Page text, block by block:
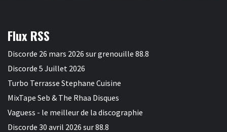
Flux RSS
Discorde 26 mars 2026 sur grenouille 88.8
Discorde 5 Juillet 2026
Turbo Terrasse Stephane Cuisine
MixTape Seb & The Rhaa Disques
Vaguess - le meilleur de la discographie
Discorde 30 avril 2026 sur 88.8